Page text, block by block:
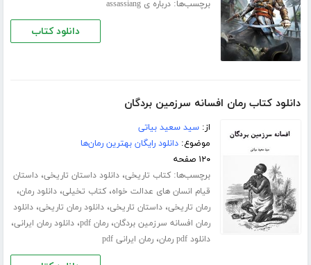
برچسب‌ها:درباره ی assassiang
دانلود کتاب
دانلود کتاب رمان افسانه سرزمین بردگان
از:سید سعید بیاتی
موضوع:دانلود رایگان بهترین رمان‌ها
۱۲۰ صفحه
برچسب‌ها:کتاب تاریخی،دانلود داستان تاریخی،داستان
قیام انسان های عدالت خواه،کتاب تخیلی،دانلود رمان،
رمان تاریخی،داستان تاریخی،دانلود رمان تاریخی،دانلود
رمان افسانه سرزمین بردگان،رمان pdf ،دانلود رمان ایرانی،
دانلود pdf رمان ،رمان ایرانی pdf